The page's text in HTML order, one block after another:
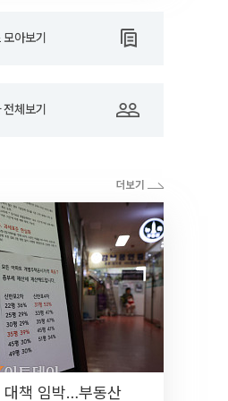
아보기
체보기
대책 임박…부동산